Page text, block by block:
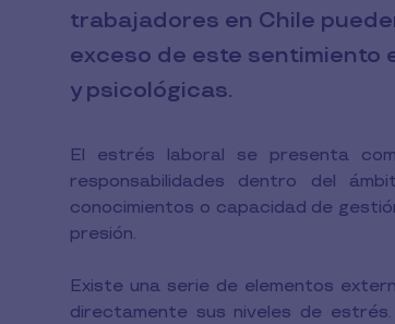
trabajadores en Chile
exceso de este sentimiento
y psicológicas.
El estrés laboral se presenta
responsabilidades dentro del
conocimientos o capacidad de
presión.
Existe una serie de elementos
directamente sus niveles de